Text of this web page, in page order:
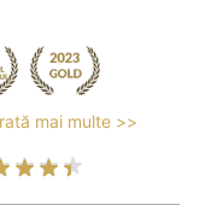
mai multe >>